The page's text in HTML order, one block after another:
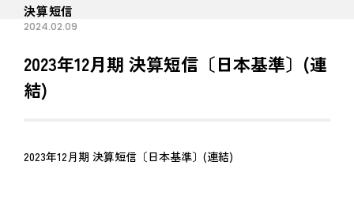
決算短信
2024.02.09
2023年12月期 決算短信〔日本基準〕(連
結)
2023年12月期 決算短信〔日本基準〕(連結)